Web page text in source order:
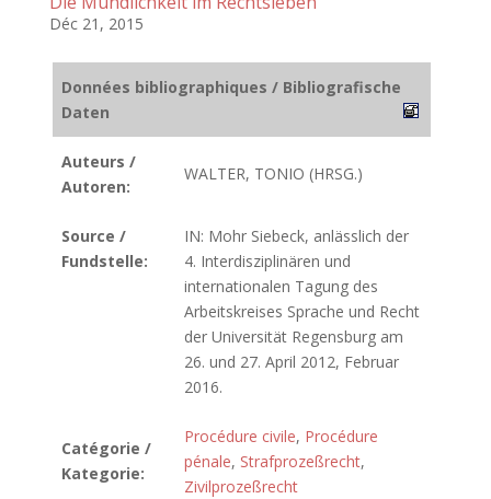
Déc 21, 2015
Données bibliographiques / Bibliografische
Daten
Auteurs /
Autoren:
WALTER, TONIO (HRSG.)
Source /
Fundstelle:
IN: Mohr Siebeck, anlässlich der
4. Interdisziplinären und
internationalen Tagung des
Arbeitskreises Sprache und Recht
der Universität Regensburg am
26. und 27. April 2012, Februar
2016.
Catégorie /
Kategorie:
Procédure civile, Procédure
pénale, Strafprozeßrecht,
Zivilprozeßrecht